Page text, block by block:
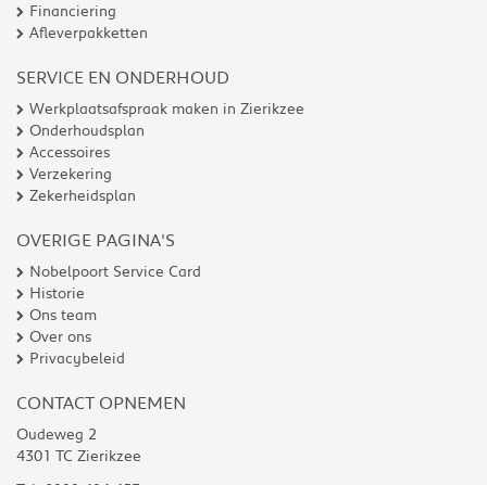
Financiering
Afleverpakketten
SERVICE EN ONDERHOUD
Werkplaatsafspraak maken in Zierikzee
Onderhoudsplan
Accessoires
Verzekering
Zekerheidsplan
OVERIGE PAGINA'S
Nobelpoort Service Card
Historie
Ons team
Over ons
Privacybeleid
CONTACT OPNEMEN
Oudeweg 2
4301 TC Zierikzee